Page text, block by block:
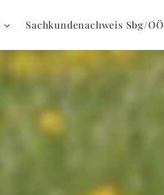
Sachkundenachweis Sbg/OÖ